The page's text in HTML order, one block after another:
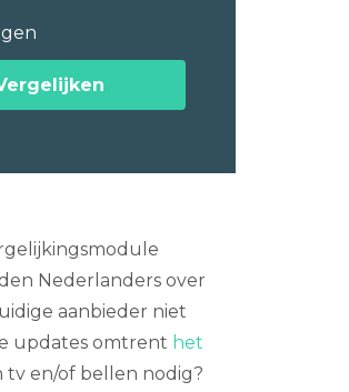
Nederlanders over
aanbieder niet
updates omtrent het
tv en/of bellen nodig?